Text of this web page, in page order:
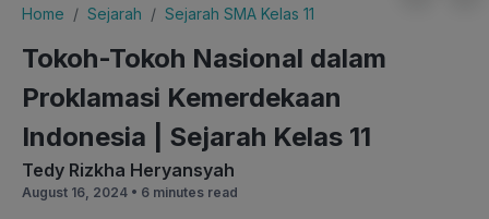
Home Sejarah Sejarah SMA Kelas 11
Tokoh-Tokoh Nasional dalam
Proklamasi Kemerdekaan
Indonesia | Sejarah Kelas 11
Tedy Rizkha Heryansyah
August 16, 2024 • 6 minutes read